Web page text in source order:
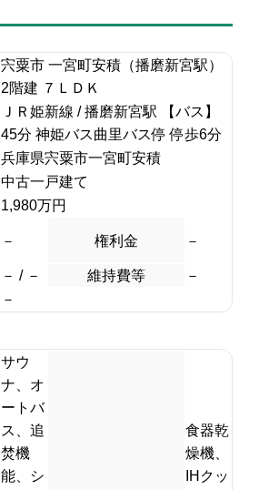
宍粟市 一宮町安積（播磨新宮駅）
2階建 ７ＬＤＫ
ＪＲ姫新線 / 播磨新宮駅 【バス】
45分 神姫バス曲里バス停 停歩6分
兵庫県宍粟市一宮町安積
中古一戸建て
1,980万円
－ 権利金 －
－ / － 維持費等
－
－
サウ
ナ、オ
ートバ
ス、追
焚機
能、シ
食器乾
燥機、
IHクッ